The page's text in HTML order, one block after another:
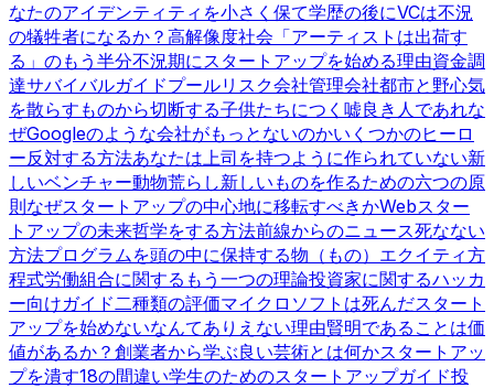
なたのアイデンティティを小さく保て学歴の後にVCは不況
の犠牲者になるか？ 高解像度社会 「アーティストは出荷す
る」のもう半分不況期にスタートアップを始める理由資金調
達サバイバルガイドプールリスク会社管理会社都市と野心気
を散らすものから切断する子供たちにつく嘘良き人であれな
ぜGoogleのような会社がもっとないのかいくつかのヒーロ
ー反対する方法あなたは上司を持つように作られていない新
しいベンチャー動物荒らし新しいものを作るための六つの原
則なぜスタートアップの中心地に移転すべきかWebスター
トアップの未来哲学をする方法前線からのニュース死なない
方法プログラムを頭の中に保持する物（もの） エクイティ方
程式労働組合に関するもう一つの理論投資家に関するハッカ
ー向けガイド二種類の評価マイクロソフトは死んだスタート
アップを始めないなんてありえない理由賢明であることは価
値があるか？ 創業者から学ぶ良い芸術とは何かスタートアッ
プを潰す18の間違い学生のためのスタートアップガイド投